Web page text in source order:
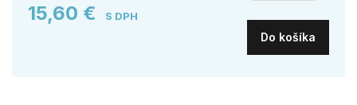
15,60 € S DPH
Do košíka